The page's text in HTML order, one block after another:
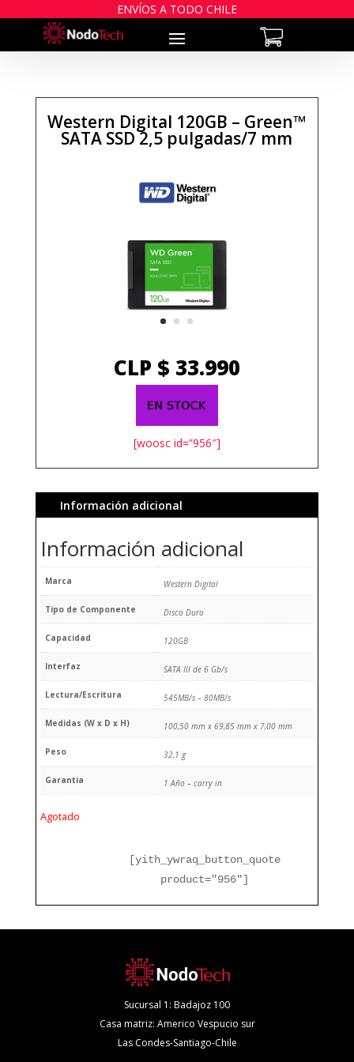
ENVÍOS A TODO CHILE
Western Digital 120GB – Green™
SATA SSD 2,5 pulgadas/7 mm
CLP $ 33.990
[woosc id=”956″]
Información adicional
Información adicional
Marca Western Digital
Tipo de Componente Disco Duro
Capacidad 120GB
Interfaz SATA III de 6 Gb/s
Lectura/Escritura 545MB/s – 80MB/s
Medidas (W x D x H) 100,50 mm x 69,85 mm x 7,00 mm
Peso 32,1 g
Garantia 1 Año – carry in
Agotado
[yith_ywraq_button_quote
product="956"]
Sucursal 1: Badajoz 100
Casa matriz: Americo Vespucio sur
Las Condes-Santiago-Chile